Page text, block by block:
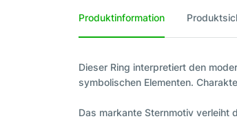
Produktinformation
Dieser Ring interpretiert den
symbolischen Elementen.
Das markante Sternmotiv verleiht